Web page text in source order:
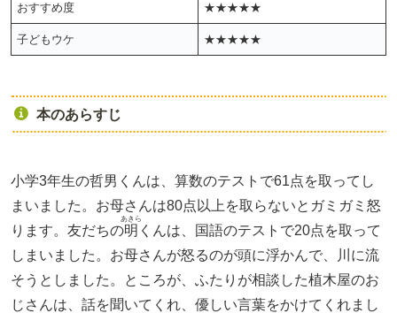
おすすめ度 ★★★★★
子どもウケ ★★★★★
本のあらすじ
小学3年生の哲男くんは、算数のテストで61点を取ってし
まいました。お母さんは80点以上を取らないとガミガミ怒
ります。友だちの明
あきら
くんは、国語のテストで20点を取って
しまいました。お母さんが怒るのが頭に浮かんで、川に流
そうとしました。ところが、ふたりが相談した植木屋のお
じさんは、話を聞いてくれ、優しい言葉をかけてくれまし